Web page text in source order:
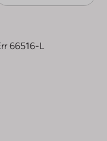
66516-L